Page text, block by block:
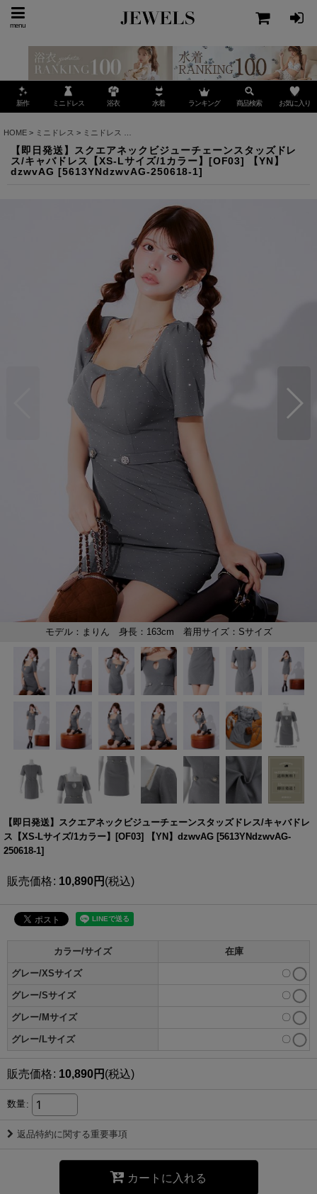
menu
新作 ミニドレス 浴衣 水着 ランキング 商品検索 お気に入り
HOME > ミニドレス > ミニドレス
【即日発送】スクエアネックビジューチェーンスタッズドレ
ス/キャバドレス【XS-Lサイズ/1カラー】[OF03] 【YN】
dzwvAG [5613YNdzwvAG-250618-1]
【即日発送】スクエアネックビジューチェーンスタッズドレス/キャバドレ
ス【XS-Lサイズ/1カラー】[OF03] 【YN】dzwvAG [5613YNdzwvAG-
250618-1]
販売価格: 10,890円 (税込)
カラー/サイズ 在庫
グレー/XSサイズ 〇
グレー/Sサイズ 〇
グレー/Mサイズ 〇
グレー/Lサイズ 〇
販売価格: 10,890円 (税込)
数量:
返品特約に関する重要事項
カートに入れる